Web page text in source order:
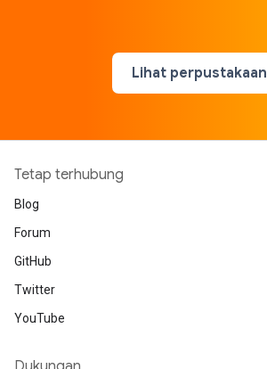
Lihat perpustakaan
Tetap terhubung
Blog
Forum
GitHub
Twitter
YouTube